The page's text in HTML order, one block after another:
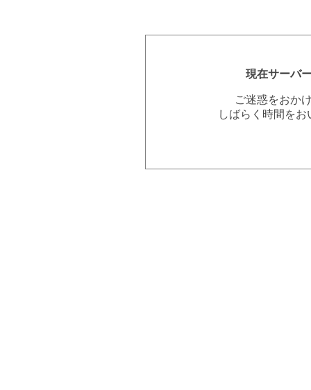
現在サーバ
ご迷惑をおか
しばらく時間を